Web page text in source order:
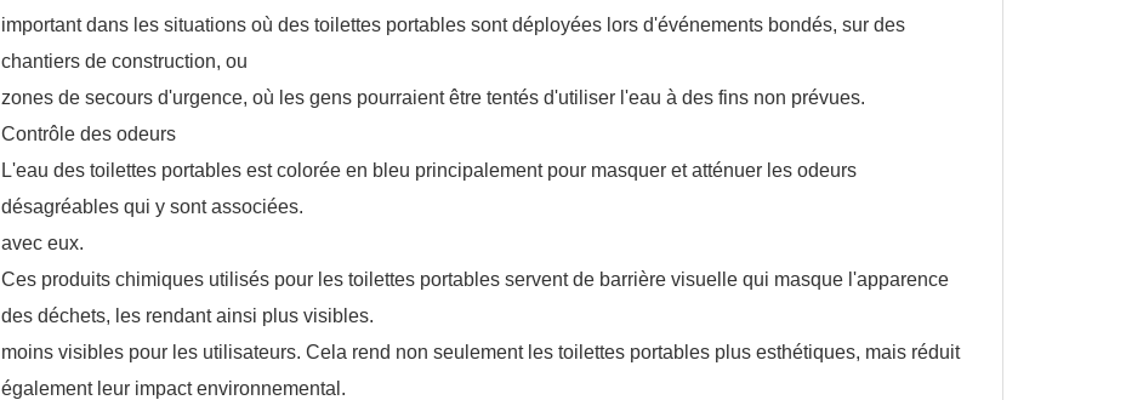
important dans les situations où des toilettes portables sont déployées lors d'événements bondés, sur des
chantiers de construction, ou
zones de secours d'urgence, où les gens pourraient être tentés d'utiliser l'eau à des fins non prévues.
Contrôle des odeurs
L'eau des toilettes portables est colorée en bleu principalement pour masquer et atténuer les odeurs
désagréables qui y sont associées.
avec eux.
Ces produits chimiques utilisés pour les toilettes portables servent de barrière visuelle qui masque l'apparence
des déchets, les rendant ainsi plus visibles.
moins visibles pour les utilisateurs. Cela rend non seulement les toilettes portables plus esthétiques, mais réduit
également leur impact environnemental.